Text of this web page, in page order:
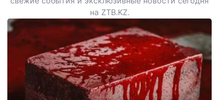
на ZTB.KZ.